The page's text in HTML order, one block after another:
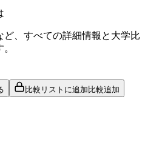
ど、すべての詳細情報と大学比
比較リストに追加 比較追加